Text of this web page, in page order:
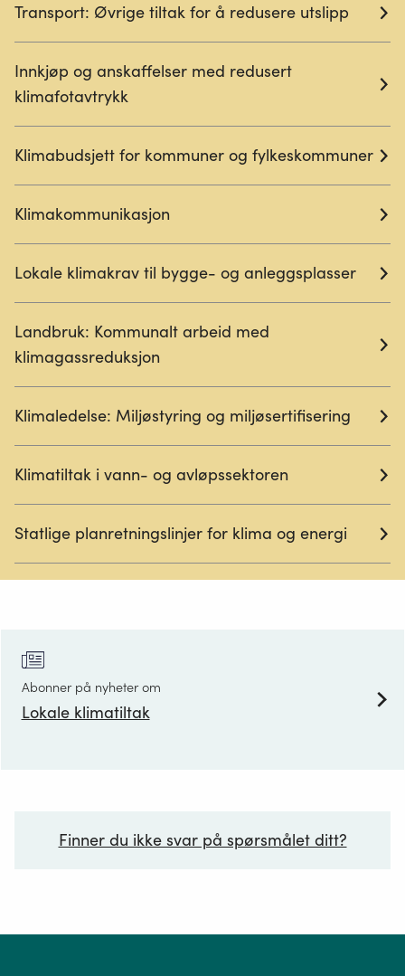
Transport: Øvrige tiltak for å redusere utslipp
Innkjøp og anskaffelser med redusert
klimafotavtrykk
Klimabudsjett for kommuner og fylkeskommuner
Klimakommunikasjon
Lokale klimakrav til bygge- og anleggsplasser
Landbruk: Kommunalt arbeid med
klimagassreduksjon
Klimaledelse: Miljøstyring og miljøsertifisering
Klimatiltak i vann- og avløpssektoren
Statlige planretningslinjer for klima og energi
Abonner på nyheter om
Lokale klimatiltak
Finner du ikke svar på spørsmålet ditt?